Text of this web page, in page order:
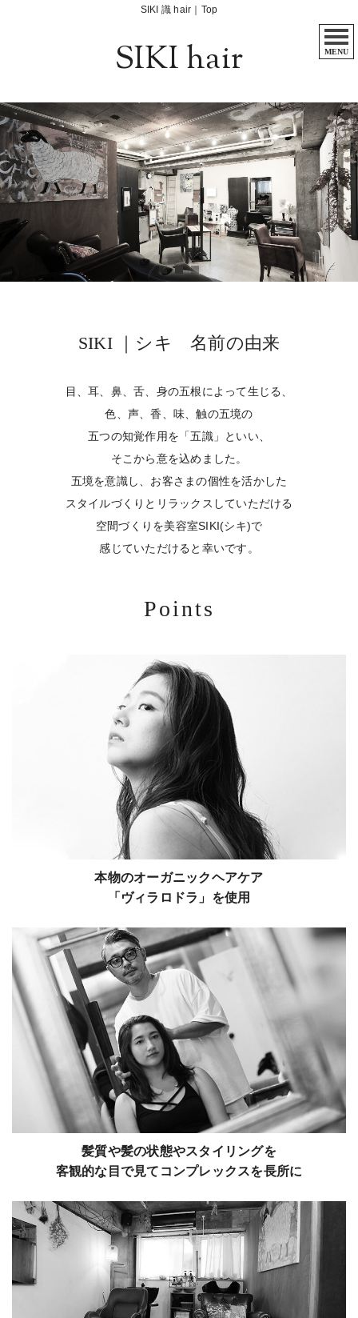
SIKI 識 hair｜Top
SIKI hair MENU
SIKI ｜シキ 名前の由来
目、耳、鼻、舌、身の五根によって生じる、
色、声、香、味、触の五境の
五つの知覚作用を「五識」といい、
そこから意を込めました。
五境を意識し、お客さまの個性を活かした
スタイルづくりと リラックスしていただける
空間づくりを美容室SIKI(シキ)で
感じていただけると幸いです。
Points
本物のオーガニックヘアケア
「ヴィラロドラ」を使用
髪質や髪の状態やスタイリングを
客観的な目で見てコンプレックスを長所に